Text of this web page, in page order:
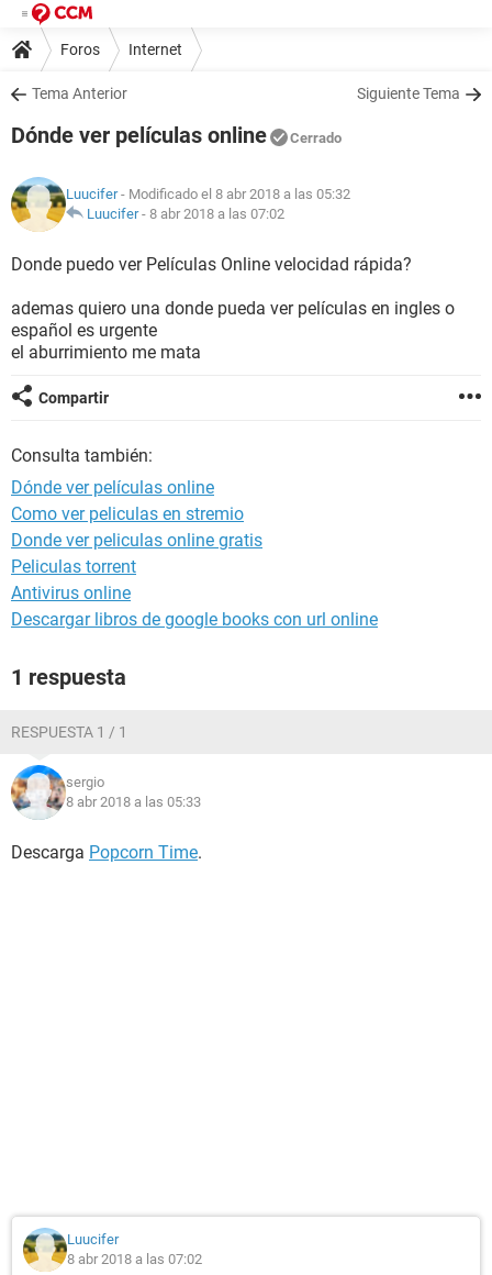
Foros Internet
Tema Anterior Siguiente Tema
Dónde ver películas online Cerrado
Luucifer- Modificado el 8 abr 2018 a las 05:32
Luucifer- 8 abr 2018 a las 07:02
Donde puedo ver Películas Online velocidad rápida?
ademas quiero una donde pueda ver películas en ingles o
español es urgente
el aburrimiento me mata
Compartir
Consulta también:
Dónde ver películas online
Como ver peliculas en stremio
Donde ver peliculas online gratis
Peliculas torrent
Antivirus online
Descargar libros de google books con url online
1 respuesta
RESPUESTA 1 / 1
sergio
8 abr 2018 a las 05:33
Descarga Popcorn Time.
Luucifer
8 abr 2018 a las 07:02